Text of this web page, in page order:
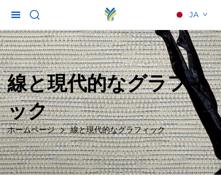
JA
線と現代的なグラフィ
ック
ホームページ 線と現代的なグラフィック